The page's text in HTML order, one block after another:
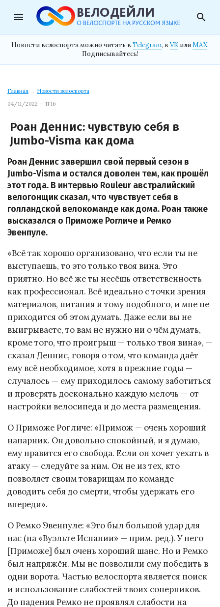
menu search
Новости велоспорта можно читать в Telegram, в VK илиMAX.
Подписывайтесь!
Главная → Новости велоспорта
04/11/2022 — 11:16
Роан Деннис: чувствую себя в
Jumbo-Visma как дома
Роан Деннис завершил свой первый сезон в
Jumbo-Visma и остался доволен тем, как прошёл
этот года. В интервью Rouleur австралийский
велогонщик сказал, что чувствует себя в
голландской велокоманде как дома. Роан также
высказался о Приможе Рогличе и Ремко
Эвенпуле.
«Всё так хорошо организовано, что если ты не
выступаешь, то это только твоя вина. Это
приятно. Но всё же ты несёшь ответственность
как профессионал. Всё идеально с точки зрения
материалов, питания и тому подобного, и мне не
приходится об этом думать. Даже если вы не
выигрываете, то вам не нужно ни о чём думать,
кроме того, что проигрыш — только твоя вина», —
сказал Деннис, говоря о том, что команда даёт
ему всё необходимое, хотя в прежние годы —
случалось — ему приходилось самому заботиться
и проверять досконально каждую мелочь — от
настройки велосипеда и до места размещения.
О Приможе Рогличе: «Примож — очень хороший
напарник. Он довольно спокойный, и я думаю,
ему нравится его свобода. Если он хочет уехать в
атаку — следуйте за ним. Он не из тех, кто
позволяет своим товарищам по команде
доводить себя до смерти, чтобы удержать его
впереди».
О Ремко Эвенпуле: «Это был большой удар для
нас (на «Вуэльте Испании» — прим. ред.). У него
[Приможе] был очень хороший шанс. Но и Ремко
был напряжён. Мы не позволили ему победить в
одни ворота. Частью велоспорта является поиск
и использование слабостей твоих соперников.
До падения Ремко не проявлял слабости на